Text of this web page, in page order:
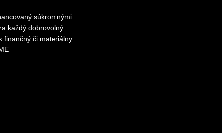
súkromnými
každý dobrovoľný
finančný či materiálny